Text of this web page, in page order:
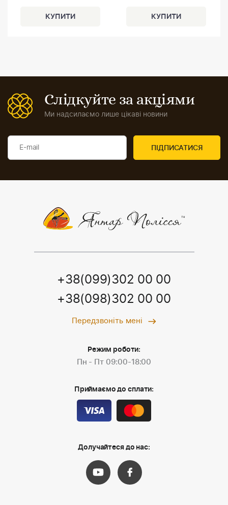
Слідкуйте за акціями
Ми надсилаємо лише цікаві новини
+38(099)302 00 00
+38(098)302 00 00
Передзвоніть мені
Режим роботи:
Пн - Пт 09:00-18:00
Приймаємо до сплати:
Долучайтеся до нас: